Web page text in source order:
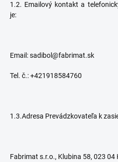
1.2. Emailový kontakt a
je:
Email: sadibol@fabrimat.sk
Tel. č.: +421918584760
1.3.Adresa Prevádzkovateľa k
Fabrimat s.r.o., Klubina 58, 023 04